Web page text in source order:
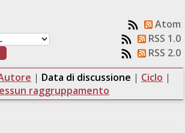
Atom
RSS 1.0
RSS 2.0
| Data di discussione | Ciclo |
raggruppamento